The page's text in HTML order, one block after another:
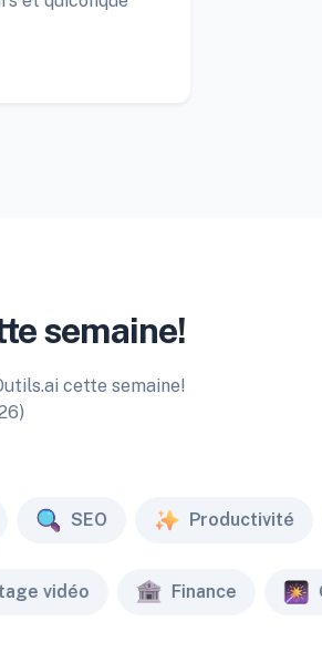
semaine!
cette semaine!
SEO Productivité
vidéo Finance